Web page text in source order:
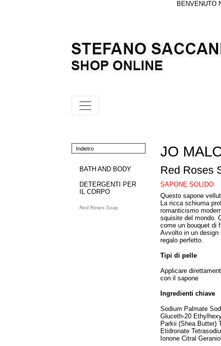
BENVENUTO
Indietro
BATH AND BODY
DETERGENTI PER
IL CORPO
Red Roses Soap
JO
Red Roses
SAPONE SOLIDO
Questo sapone
La ricca schiuma
romanticismo
squisite del mondo.
come un bouquet di
Avvolto in un design
regalo perfetto.
Tipi di pelle
Applicare
con il sapone
Ingredienti chiave
Sodium Palmate
Gluceth-20
Parkii (Shea Butter)
Etidronate
Ionone Citral